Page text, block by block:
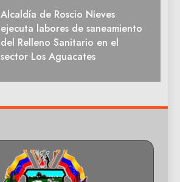
Alcaldía de Roscio Nieves
ejecuta labores de saneamiento
del Relleno Sanitario en el
sector Los Aguacates